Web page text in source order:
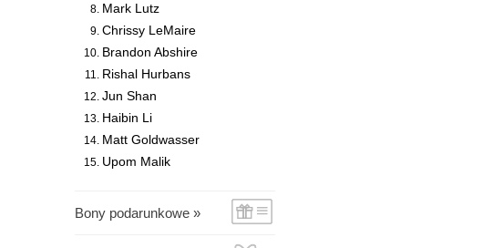
Mark Lutz
Chrissy LeMaire
Brandon Abshire
Rishal Hurbans
Jun Shan
Haibin Li
Matt Goldwasser
Upom Malik
Bony podarunkowe »